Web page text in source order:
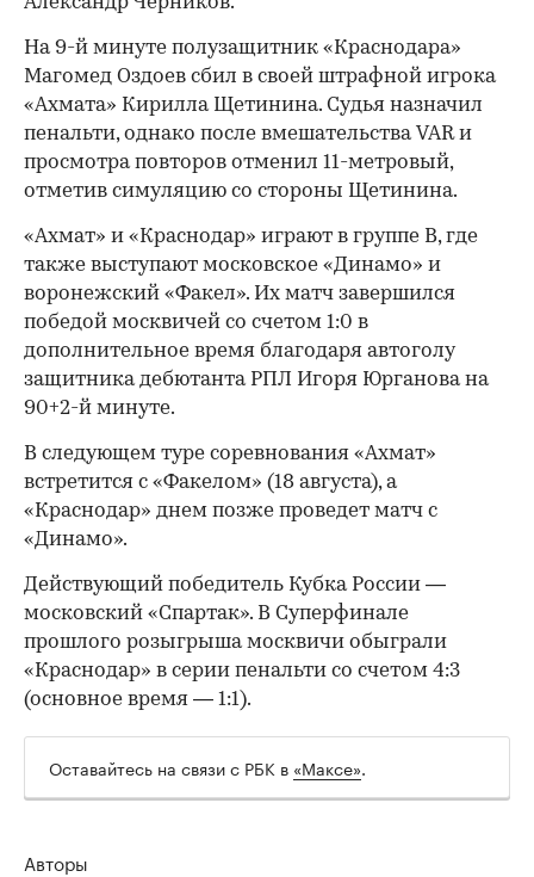
На 9-й минуте полузащитник «Краснодара»
Магомед Оздоев сбил в своей штрафной игрока
«Ахмата» Кирилла Щетинина. Судья назначил
пенальти, однако после вмешательства VAR и
просмотра повторов отменил 11-метровый,
отметив симуляцию со стороны Щетинина.
«Ахмат» и «Краснодар» играют в группе B, где
также выступают московское «Динамо» и
воронежский «Факел». Их матч завершился
победой москвичей со счетом 1:0 в
дополнительное время благодаря автоголу
защитника дебютанта РПЛ Игоря Юрганова на
90+2-й минуте.
В следующем туре соревнования «Ахмат»
встретится с «Факелом» (18 августа), а
«Краснодар» днем позже проведет матч с
«Динамо».
Действующий победитель Кубка России —
московский «Спартак». В Суперфинале
прошлого розыгрыша москвичи обыграли
«Краснодар» в серии пенальти со счетом 4:3
(основное время — 1:1).
Оставайтесь на связи с РБК в «Максе».
Авторы